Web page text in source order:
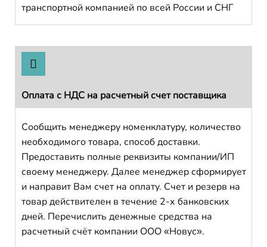
транспортной компанией по всей России и СНГ
Оплата с НДС на расчетный счет поставщика
Сообщить менеджеру номенклатуру, количество
необходимого товара, способ доставки.
Предоставить полные реквизиты компании/ИП
своему менеджеру. Далее менеджер сформирует
и направит Вам счет на оплату. Счет и резерв на
товар действителен в течение 2-х банковских
дней. Перечислить денежные средства на
расчетный счёт компании ООО «Новус».